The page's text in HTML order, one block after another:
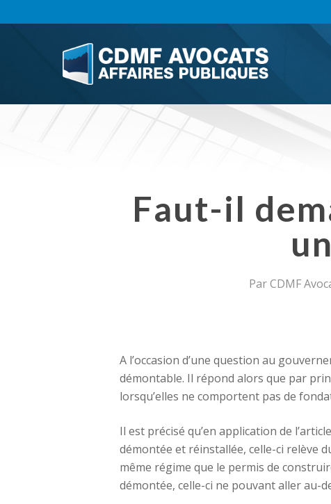
to
Faut-il
ParCDMF
A l’occasion d’une question au
démontable. Il répond alors que par
lorsqu’elles ne comportent pas de
Il est précisé qu’en application de
démontée et réinstallée, celle-ci relève
même régime que le permis de
démontée, celle-ci ne pouvant aller au-